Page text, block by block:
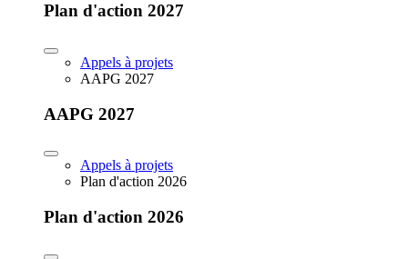
Plan d'action 2027
Appels à projets
AAPG 2027
AAPG 2027
Appels à projets
Plan d'action 2026
Plan d'action 2026